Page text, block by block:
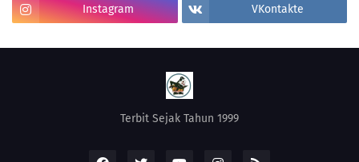
Instagram VKontakte
Terbit Sejak Tahun 1999